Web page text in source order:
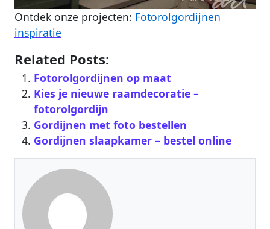
Ontdek onze projecten: Fotorolgordijnen
inspiratie
Related Posts:
Fotorolgordijnen op maat
Kies je nieuwe raamdecoratie –
fotorolgordijn
Gordijnen met foto bestellen
Gordijnen slaapkamer – bestel online